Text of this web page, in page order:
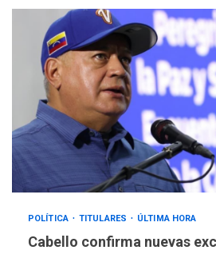
POLÍTICA TITULARES ÚLTIMA HORA
Cabello confirma nuevas